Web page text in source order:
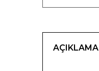
AÇIKLAMA